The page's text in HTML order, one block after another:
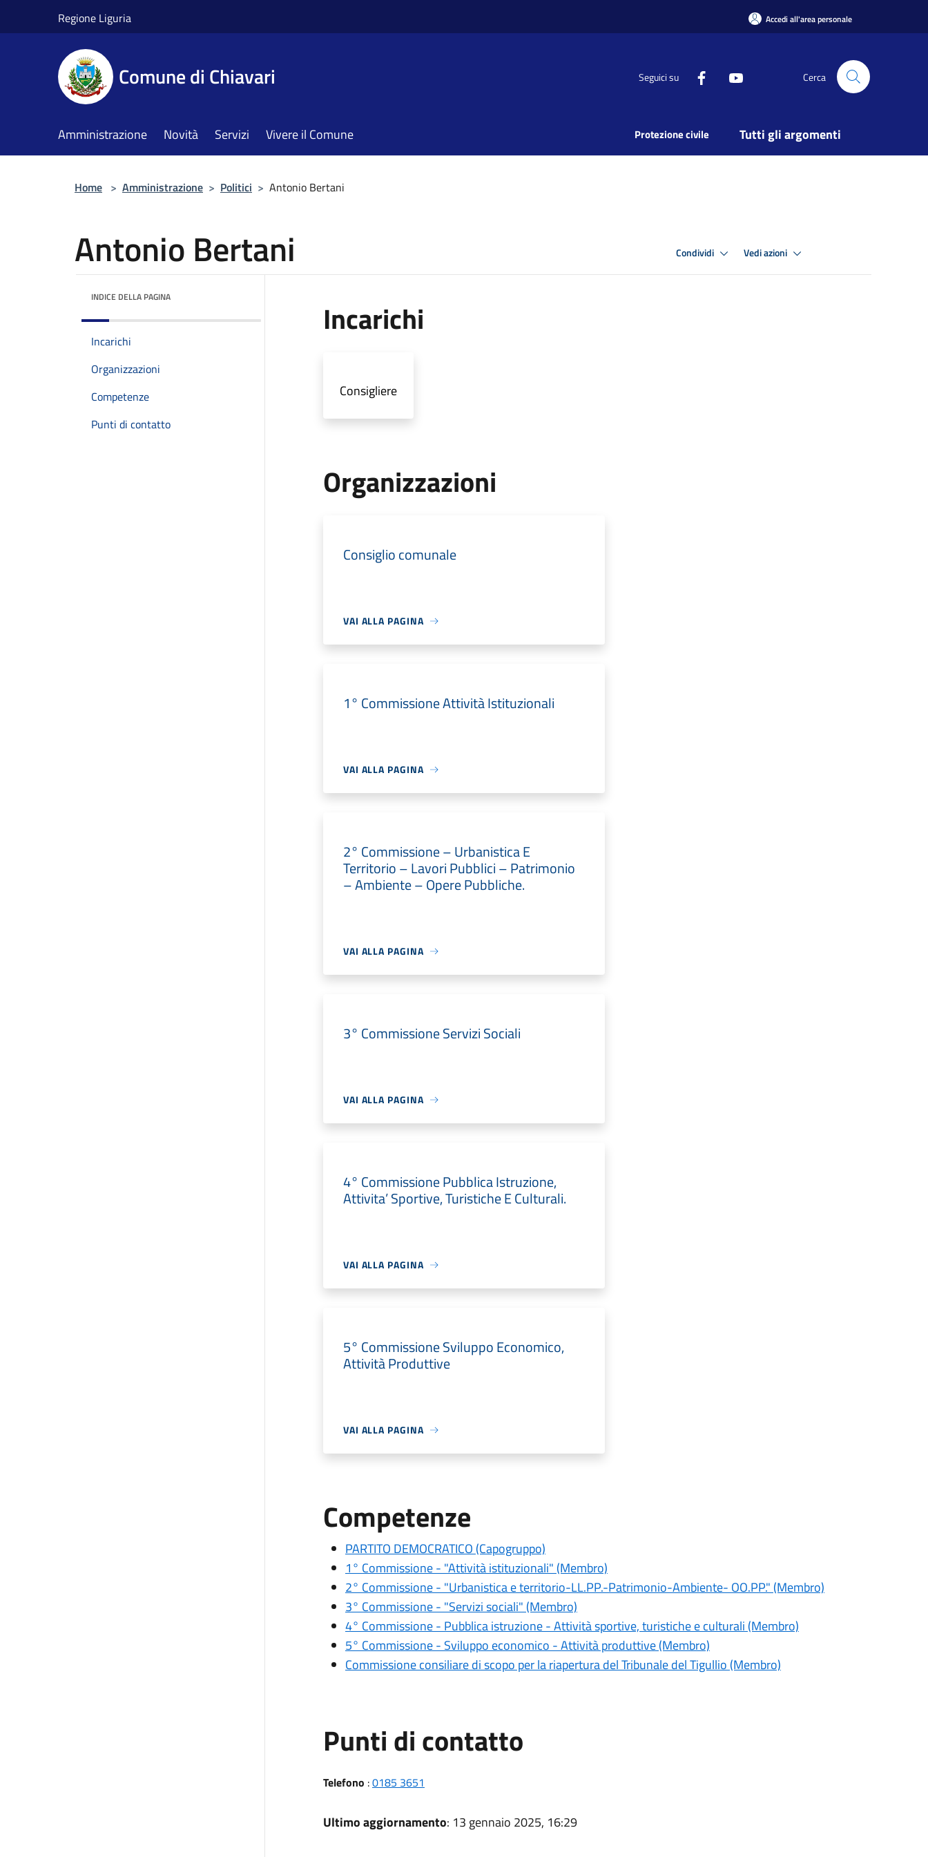
Regione Liguria Accedi all'area personale
Comune di Chiavari Seguici su Cerca
Amministrazione Novità Servizi Vivere il Comune Protezione civile Tutti gli argomenti
Home > Amministrazione > Politici > Antonio Bertani
Antonio Bertani Condividi Vedi azioni
INDICE DELLA PAGINA
Incarichi
Organizzazioni
Competenze
Punti di contatto
Incarichi
Consigliere
Organizzazioni
Consiglio comunale
VAI ALLA PAGINA
1° Commissione Attività Istituzionali
VAI ALLA PAGINA
2° Commissione – Urbanistica E
Territorio – Lavori Pubblici – Patrimonio
– Ambiente – Opere Pubbliche.
VAI ALLA PAGINA
3° Commissione Servizi Sociali
VAI ALLA PAGINA
4° Commissione Pubblica Istruzione,
Attivita’ Sportive, Turistiche E Culturali.
VAI ALLA PAGINA
5° Commissione Sviluppo Economico,
Attività Produttive
VAI ALLA PAGINA
Competenze
PARTITO DEMOCRATICO (Capogruppo)
1° Commissione - "Attività istituzionali" (Membro)
2° Commissione - "Urbanistica e territorio-LL.PP.-Patrimonio-Ambiente- OO.PP." (Membro)
3° Commissione - "Servizi sociali" (Membro)
4° Commissione - Pubblica istruzione - Attività sportive, turistiche e culturali (Membro)
5° Commissione - Sviluppo economico - Attività produttive (Membro)
Commissione consiliare di scopo per la riapertura del Tribunale del Tigullio (Membro)
Punti di contatto
Telefono :0185 3651
Ultimo aggiornamento: 13 gennaio 2025, 16:29